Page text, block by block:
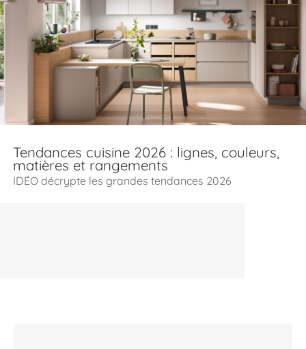
Tendances cuisine 2026 : lignes, couleurs,
matières et rangements
IDÉO décrypte les grandes tendances 2026